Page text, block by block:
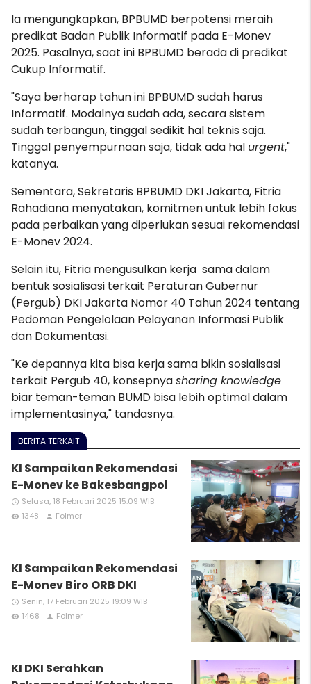
Ia mengungkapkan, BPBUMD berpotensi meraih
predikat Badan Publik Informatif pada E-Monev
2025. Pasalnya, saat ini BPBUMD berada di predikat
Cukup Informatif.
"Saya berharap tahun ini BPBUMD sudah harus
Informatif. Modalnya sudah ada, secarasistem
sudah terbangun, tinggal sedikit hal teknis saja.
Tinggal penyempurnaan saja, tidak ada hal urgent,"
katanya.
Sementara, Sekretaris BPBUMD DKI Jakarta, Fitria
Rahadiana menyatakan, komitmen untuk lebih fokus
pada perbaikan yang diperlukan sesuai rekomendasi
E-Monev 2024.
Selain itu, Fitria mengusulkan kerja sama dalam
bentuk sosialisasi terkait Peraturan Gubernur
(Pergub) DKI Jakarta Nomor 40 Tahun 2024 tentang
Pedoman Pengelolaan Pelayanan Informasi Publik
dan Dokumentasi.
"Ke depannya kita bisa kerja sama bikin sosialisasi
terkait Pergub 40, konsepnyasharing knowledge
biar teman-teman BUMD bisa lebih optimal dalam
implementasinya," tandasnya.
BERITA TERKAIT
KI Sampaikan Rekomendasi
E-Monev ke Bakesbangpol
access_time Selasa, 18 Februari 2025 15:09 WIB
remove_red_eye 1348 person Folmer
KI Sampaikan Rekomendasi
E-Monev Biro ORB DKI
access_time Senin, 17 Februari 2025 19:09 WIB
remove_red_eye 1468 person Folmer
KI DKI Serahkan